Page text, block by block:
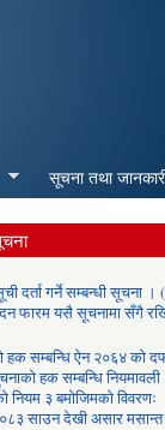
सूचना तथा
दर्ता गर्ने सम्बन्धी सूचना ।
फारम यसै सूचनामा सँगै
हक सम्बन्धि ऐन २०६४ काे
हक सम्बन्धि नियमावली
नियम ३ बमाेजिमकाे विवरणः
साउन देखी असार